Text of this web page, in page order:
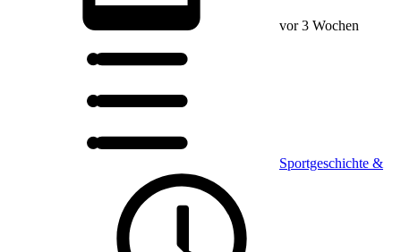
vor 3 Wochen
Sportgeschichte &